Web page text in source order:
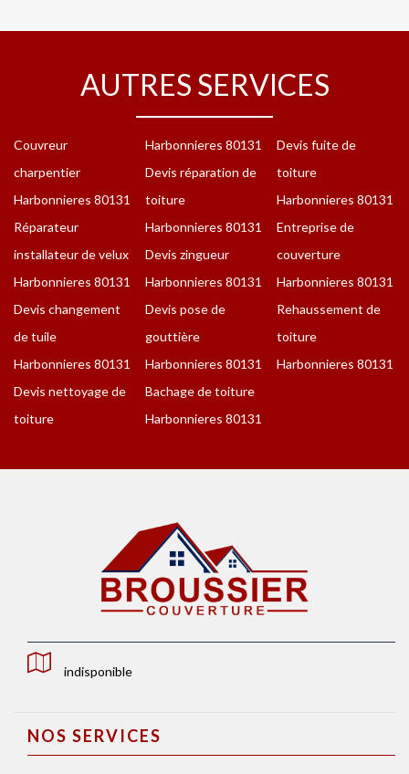
AUTRES SERVICES
Couvreur
charpentier
Harbonnieres 80131
Réparateur
installateur de velux
Harbonnieres 80131
Devis changement
de tuile
Harbonnieres 80131
Devis nettoyage de
toiture
Harbonnieres 80131
Devis réparation de
toiture
Harbonnieres 80131
Devis zingueur
Harbonnieres 80131
Devis pose de
gouttière
Harbonnieres 80131
Bachage de toiture
Harbonnieres 80131
Devis fuite de
toiture
Harbonnieres 80131
Entreprise de
couverture
Harbonnieres 80131
Rehaussement de
toiture
Harbonnieres 80131
indisponible
NOS SERVICES